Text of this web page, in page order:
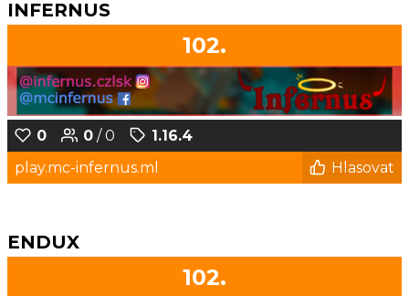
INFERNUS
102.
0 0 / 0
1.16.4
play.mc-infernus.ml
Hlasovat
ENDUX
102.